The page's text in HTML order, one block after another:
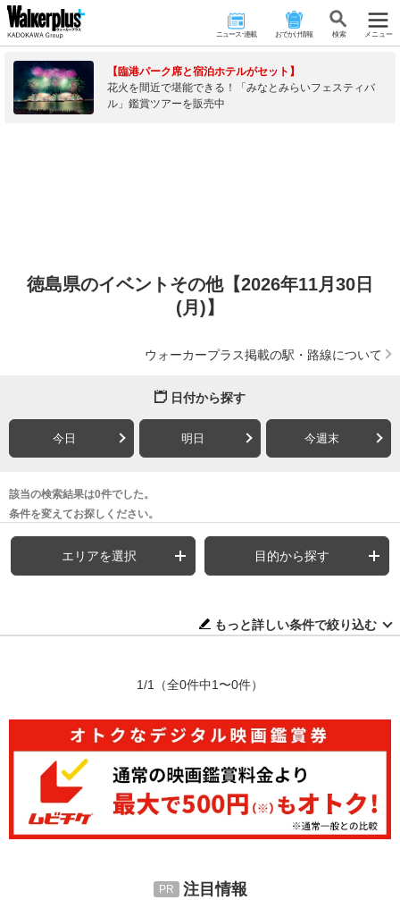
ニュース･連載 おでかけ情報 検 索 メニュー
【臨港パーク席と宿泊ホテルがセット】
花火を間近で堪能できる！「みなとみらいフェスティバ
ル」鑑賞ツアーを販売中
徳島県のイベントその他【2026年11月30日
(月)】
ウォーカープラス掲載の駅・路線について
日付から探す
今日 明日 今週末
該当の検索結果は0件でした。
条件を変えてお探しください。
エリアを選択 目的から探す
もっと詳しい条件で絞り込む
1/1 （全0件中1〜0件）
注目情報